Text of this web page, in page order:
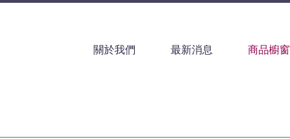
關於我們 最新消息 商品櫥窗